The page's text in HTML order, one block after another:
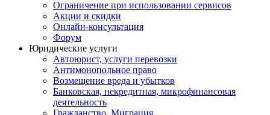
Ограничение при использовании сервисов
Акции и скидки
Онлайн-консультация
Форум
Юридические услуги
Автоюрист, услуги перевозки
Антимонопольное право
Возмещение вреда и убытков
Банковская, некредитная, микрофинансовая
деятельность
Гражданство. Миграция.